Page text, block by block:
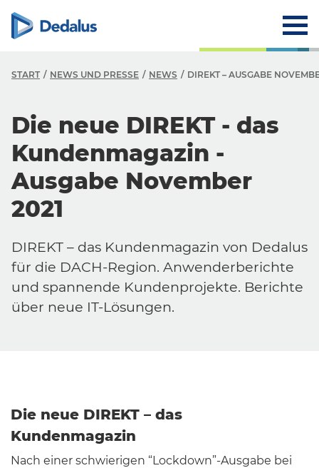
START NEWS UND PRESSE NEWS DIREKT – AUSGABE
Die neue DIREKT - das
Kundenmagazin -
Ausgabe November
2021
DIREKT – das Kundenmagazin von Dedalus
für die DACH-Region. Anwenderberichte
und spannende Kundenprojekte. Berichte
über neue IT-Lösungen.
Die neue DIREKT – das
Kundenmagazin
Nach einer schwierigen “Lockdown”-Ausgabe bei